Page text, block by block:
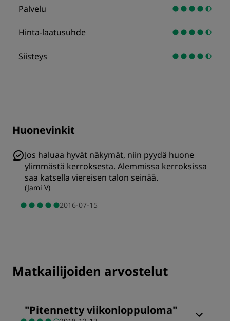
Palvelu
Hinta-laatusuhde
Siisteys
Huonevinkit
Jos haluaa hyvät näkymät, niin pyydä huone
ylimmästä kerroksesta. Alemmissa kerroksissa
saa katsella viereisen talon seinää.
(Jami V)
2016-07-15
Matkailijoiden arvostelut
"Pitennetty viikonloppuloma"